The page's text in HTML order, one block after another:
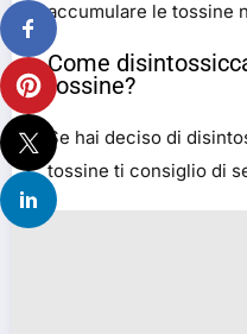
accumulare le tossine
Come
tossine?
Se hai deciso di
tossine ti consiglio di